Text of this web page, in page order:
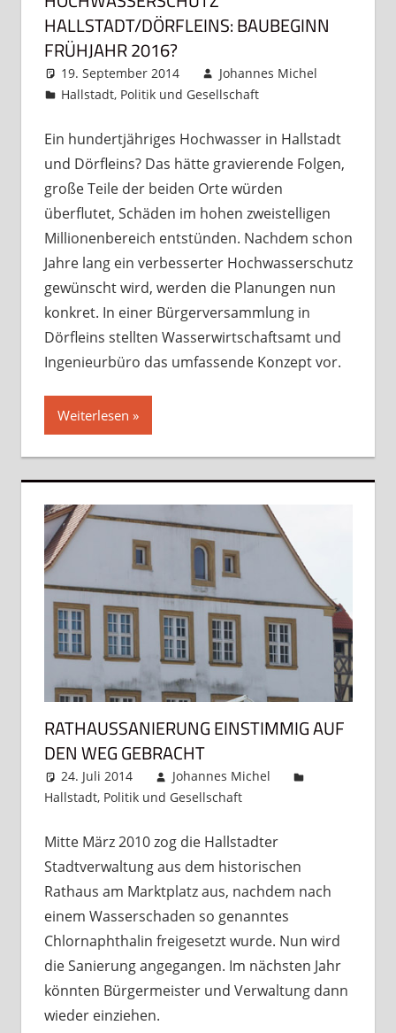
HALLSTADT/DÖRFLEINS: BAUBEGINN
FRÜHJAHR 2016?
19. September 2014
Johannes Michel
Hallstadt, Politik und Gesellschaft
Ein hundertjähriges Hochwasser in Hallstadt
und Dörfleins? Das hätte gravierende Folgen,
große Teile der beiden Orte würden
überflutet, Schäden im hohen zweistelligen
Millionenbereich entstünden. Nachdem schon
Jahre lang ein verbesserter Hochwasserschutz
gewünscht wird, werden die Planungen nun
konkret. In einer Bürgerversammlung in
Dörfleins stellten Wasserwirtschaftsamt und
Ingenieurbüro das umfassende Konzept vor.
Weiterlesen
RATHAUSSANIERUNG EINSTIMMIG AUF
DEN WEG GEBRACHT
24. Juli 2014
Johannes Michel
Hallstadt, Politik und Gesellschaft
Mitte März 2010 zog die Hallstadter
Stadtverwaltung aus dem historischen
Rathaus am Marktplatz aus, nachdem nach
einem Wasserschaden so genanntes
Chlornaphthalin freigesetzt wurde. Nun wird
die Sanierung angegangen. Im nächsten Jahr
könnten Bürgermeister und Verwaltung dann
wieder einziehen.